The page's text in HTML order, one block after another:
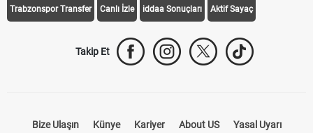
Trabzonspor Transfer Canlı İzle iddaa Sonuçları Aktif Sayaç
Takip Et
Bize Ulaşın Künye Kariyer About US Yasal Uyarı